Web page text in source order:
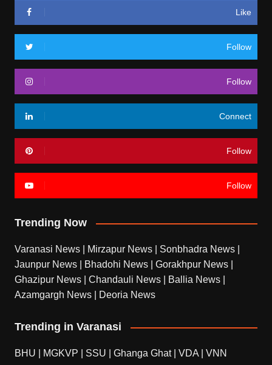
Like
Follow
Follow
Connect
Follow
Follow
Trending Now
Varanasi News Mirzapur News Sonbhadra News
Jaunpur News
Bhadohi News Gorakhpur News
Ghazipur News
Chandauli News Ballia News
Azamgargh News
Deoria News
Trending in Varanasi
BHU MGKVP SSU Ghanga Ghat| VDA VNN